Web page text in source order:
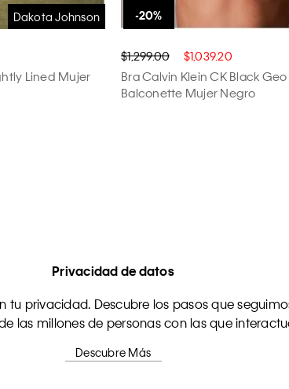
Dakota Johnson
Lined Mujer
$1,299.00 $1,039.20
Bra Calvin Klein CK Black
Balconette Mujer Negro
Privacidad de datos
tu privacidad. Descubre los pasos que
las millones de personas con las que
Descubre Más